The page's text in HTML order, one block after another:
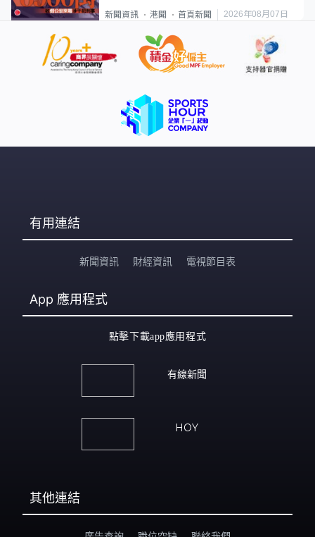
新聞資訊 港聞 首頁新聞 2026年08月07日
有用連結
新聞資訊 財經資訊 電視節目表
App 應用程式
點擊下載app應用程式
有線新聞
HOY
其他連結